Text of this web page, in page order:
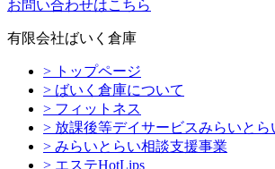
お問い合わせはこちら
有限会社ばいく倉庫
> トップページ
> ばいく倉庫について
> フィットネス
> 放課後等デイサービスみらいとら
> みらいとらい相談支援事業
> エステHotLips